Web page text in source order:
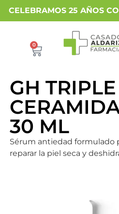
CELEBRAMOS 25 AÑOS
0
GH TRIPLE
30 ML
Sérum antiedad formulado
reparar la piel seca y